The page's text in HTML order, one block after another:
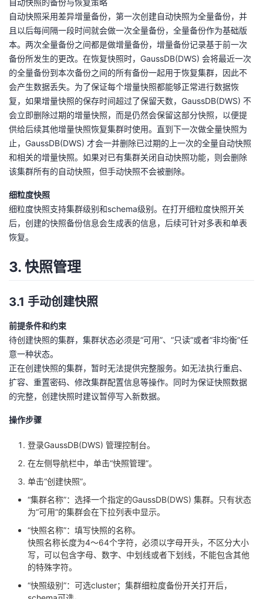
自动快照的备份与恢复策略
自动快照采用差异增量备份，第一次创建自动快照为全量备份，并
且以后每间隔一段时间就会做一次全量备份，全量备份作为基础版
本。两次全量备份之间都是做增量备份，增量备份记录基于前一次
备份所发生的更改。在恢复快照时，GaussDB(DWS) 会将最近一次
的全量备份到本次备份之间的所有备份一起用于恢复集群，因此不
会产生数据丢失。为了保证每个增量快照都能够正常进行数据恢
复，如果增量快照的保存时间超过了保留天数，GaussDB(DWS) 不
会立即删除过期的增量快照，而是仍然会保留这部分快照，以便提
供给后续其他增量快照恢复集群时使用。直到下一次做全量快照为
止，GaussDB(DWS) 才会一并删除已过期的上一次的全量自动快照
和相关的增量快照。如果对已有集群关闭自动快照功能，则会删除
该集群所有的自动快照，但手动快照不会被删除。
细粒度快照
细粒度快照支持集群级别和schema级别。在打开细粒度快照开关
后，创建的快照备份信息会生成表的信息，后续可针对多表和单表
恢复。
3. 快照管理
3.1 手动创建快照
前提条件和约束
待创建快照的集群，集群状态必须是“可用”、“只读”或者“非均衡”任
意一种状态。
正在创建快照的集群，暂时无法提供完整服务。如无法执行重启、
扩容、重置密码、修改集群配置信息等操作。同时为保证快照数据
的完整，创建快照时建议暂停写入新数据。
操作步骤
登录GaussDB(DWS) 管理控制台。
在左侧导航栏中，单击“快照管理”。
单击“创建快照”。
“集群名称”：选择一个指定的GaussDB(DWS) 集群。只有状态
为“可用”的集群会在下拉列表中显示。
“快照名称”：填写快照的名称。
快照名称长度为4～64个字符，必须以字母开头，不区分大小
写，可以包含字母、数字、中划线或者下划线，不能包含其他
的特殊字符。
“快照级别”：可选cluster；集群细粒度备份开关打开后，